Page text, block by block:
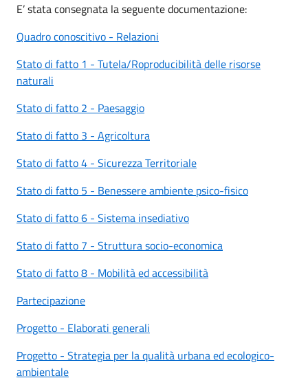
E’ stata consegnata la seguente documentazione:
Quadro conoscitivo - Relazioni
Stato di fatto 1 - Tutela/Roproducibilità delle risorse
naturali
Stato di fatto 2 - Paesaggio
Stato di fatto 3 - Agricoltura
Stato di fatto 4 - Sicurezza Territoriale
Stato di fatto 5 - Benessere ambiente psico-fisico
Stato di fatto 6 - Sistema insediativo
Stato di fatto 7 - Struttura socio-economica
Stato di fatto 8 - Mobilità ed accessibilità
Partecipazione
Progetto - Elaborati generali
Progetto - Strategia per la qualità urbana ed ecologico-
ambientale